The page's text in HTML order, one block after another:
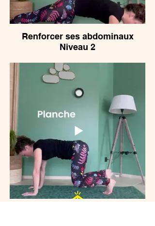
Renforcer ses abdominaux
Niveau 2